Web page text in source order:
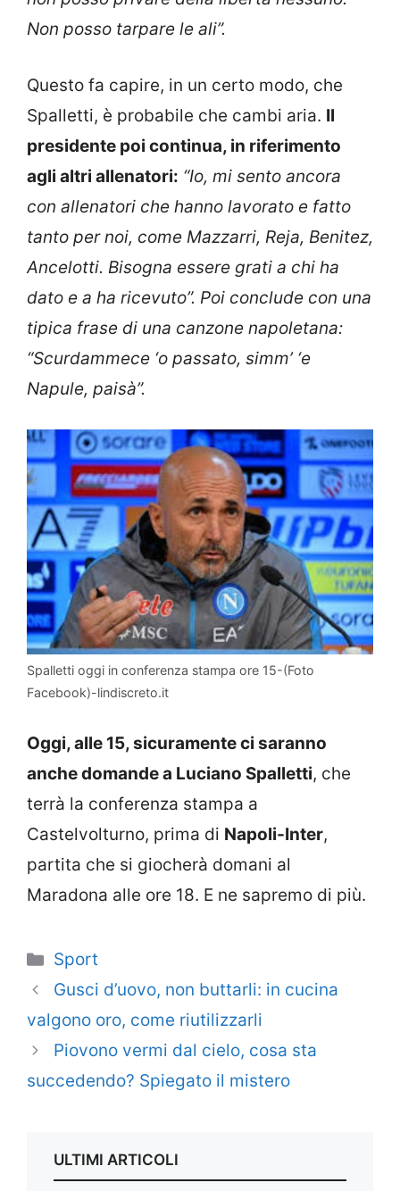
Non posso tarpare le ali”.
Questo fa capire, in un certo modo, che
Spalletti, è probabile che cambi aria. Il
presidente poi continua, in riferimento
agli altri allenatori: “Io, mi sento ancora
con allenatori che hanno lavorato e fatto
tanto per noi, come Mazzarri, Reja, Benitez,
Ancelotti. Bisogna essere grati a chi ha
dato e a ha ricevuto”. Poi conclude con una
tipica frase di una canzone napoletana:
“Scurdammece ‘o passato, simm’ ‘e
Napule, paisà”.
Spalletti oggi in conferenza stampa ore 15-(Foto
Facebook)-lindiscreto.it
Oggi, alle 15, sicuramente ci saranno
anche domande a Luciano Spalletti, che
terrà la conferenza stampa a
Castelvolturno, prima di Napoli-Inter,
partita che si giocherà domani al
Maradona alle ore 18. E ne sapremo di più.
Categorie
Sport
Gusci d’uovo, non buttarli: in cucina
valgono oro, come riutilizzarli
Piovono vermi dal cielo, cosa sta
succedendo? Spiegato il mistero
ULTIMI ARTICOLI